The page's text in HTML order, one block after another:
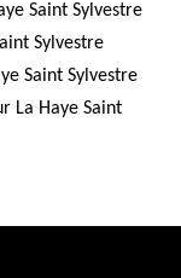
Saint Sylvestre
Sylvestre
Saint Sylvestre
La Haye Saint